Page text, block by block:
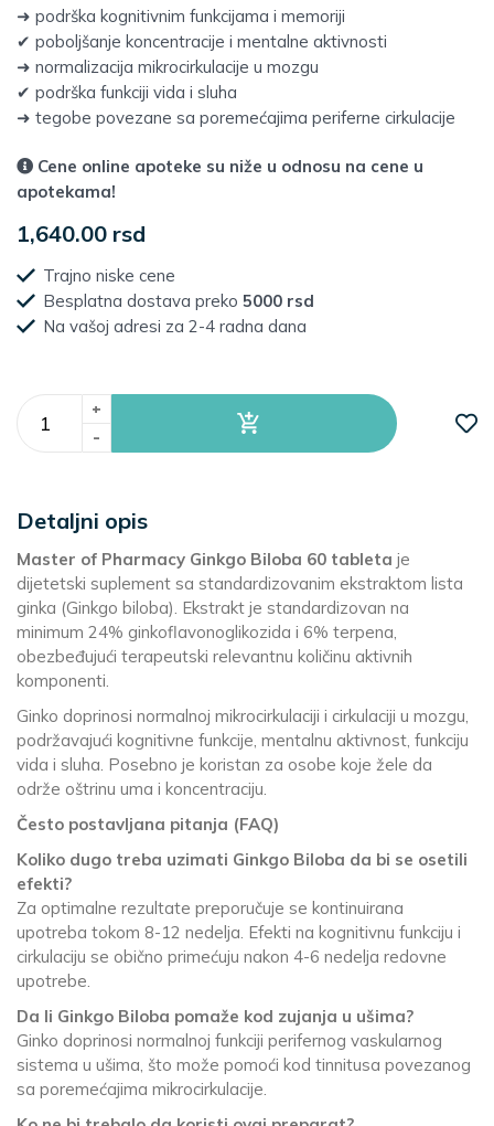
➜ podrška kognitivnim funkcijama i memoriji
✔ poboljšanje koncentracije i mentalne aktivnosti
➜ normalizacija mikrocirkulacije u mozgu
✔ podrška funkciji vida i sluha
➜ tegobe povezane sa poremećajima periferne cirkulacije
Cene online apoteke su niže u odnosu na cene u
apotekama!
1,640.00 rsd
Trajno niske cene
Besplatna dostava preko 5000 rsd
Na vašoj adresi za 2-4 radna dana
+
-
Detaljni opis
Master of Pharmacy Ginkgo Biloba 60 tableta je
dijetetski suplement sa standardizovanim ekstraktom lista
ginka (Ginkgo biloba). Ekstrakt je standardizovan na
minimum 24% ginkoflavonoglikozida i 6% terpena,
obezbeđujući terapeutski relevantnu količinu aktivnih
komponenti.
Ginko doprinosi normalnoj mikrocirkulaciji i cirkulaciji u mozgu,
podržavajući kognitivne funkcije, mentalnu aktivnost, funkciju
vida i sluha. Posebno je koristan za osobe koje žele da
održe oštrinu uma i koncentraciju.
Često postavljana pitanja (FAQ)
Koliko dugo treba uzimati Ginkgo Biloba da bi se osetili
efekti?
Za optimalne rezultate preporučuje se kontinuirana
upotreba tokom 8-12 nedelja. Efekti na kognitivnu funkciju i
cirkulaciju se obično primećuju nakon 4-6 nedelja redovne
upotrebe.
Da li Ginkgo Biloba pomaže kod zujanja u ušima?
Ginko doprinosi normalnoj funkciji perifernog vaskularnog
sistema u ušima, što može pomoći kod tinnitusa povezanog
sa poremećajima mikrocirkulacije.